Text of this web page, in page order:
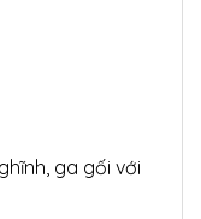
ga gối với